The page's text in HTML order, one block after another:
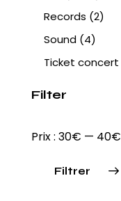
Records (2)
Sound (4)
Ticket concert
Filter
Filtrer
Prix : 30€ — 40€